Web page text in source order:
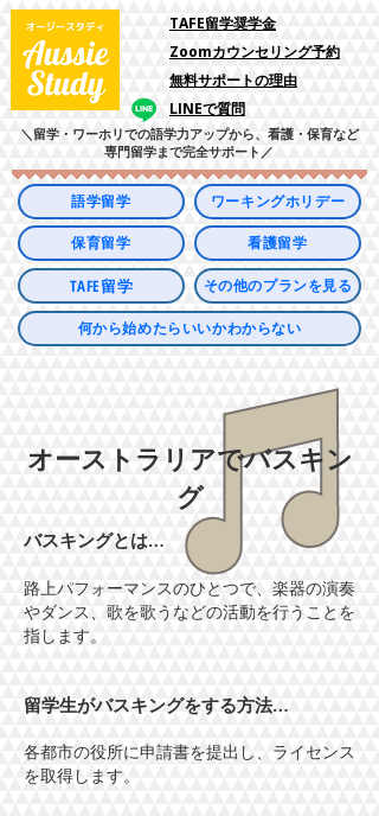
​TAFE留学奨学金
Zoomカウンセリング予約
​無料サポートの理由
LINEで質問
＼留学・ワーホリでの語学力アップから、看護・保育など
専門留学まで完全サポート／
語学留学
保育留学
TAFE留学
ワーキングホリデー
看護留学
その他のプランを見る
何から始めたらいいかわからない
オーストラリアでバスキン
グ
バスキングとは…
路上パフォーマンスのひとつで、楽器の演奏
やダンス、歌を歌うなどの活動を行うことを
指します。
留学生がバスキングをする方法…
各都市の役所に申請書を提出し、ライセンス
を取得します。